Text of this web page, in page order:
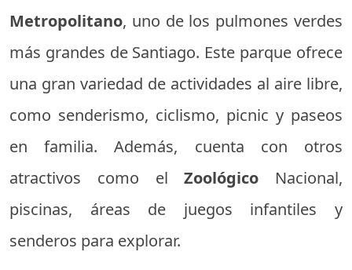
Metropolitano, uno de los pulmones verdes
más grandes de Santiago. Este parque ofrece
una gran variedad de actividades al aire libre,
como senderismo, ciclismo, picnic y paseos
en familia. Además, cuenta con otros
atractivos como elZoológico Nacional,
piscinas, áreas de juegos infantiles y
senderos para explorar.